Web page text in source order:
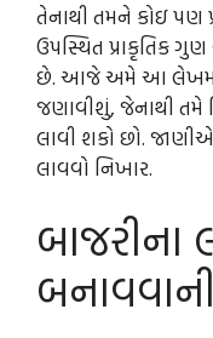
તેનાથી તમને કોઇ પણ
ઉપસ્થિત પ્રાકૃતિક
છે. આજે અમે આ લેખમાં
જણાવીશું, જેનાથી તમે
લાવી શકો છો.
લાવવો નિખાર.
બાજરીના